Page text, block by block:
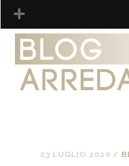
23 LUGLIO 2020 /